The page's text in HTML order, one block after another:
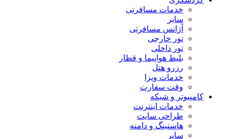
خدمات مسافرتی
سایر
آژانس مسافرتی
تور خارجی
تور داخلی
بلیط هواپیما و قطار
رزرو هتل
خدمات ویزا
وقت سفارت
کامپیوتر و شبکه
خدمات اینترنت
طراحی سایت
هاستینگ و دامنه
سایر